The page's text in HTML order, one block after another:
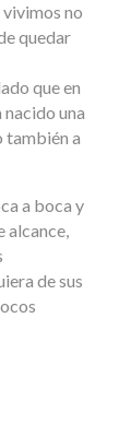
vivimos no
quedar
que en
una
también a
a boca y
alcance,
de sus